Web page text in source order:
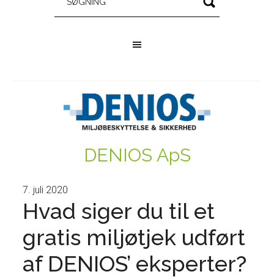
DENIOS ApS
7. juli 2020
Hvad siger du til et
gratis miljøtjek udført
af DENIOS’ eksperter?